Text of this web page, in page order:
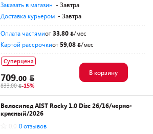
Заказать в магазин - Завтра
Доставка курьером - Завтра
Оплата частямиот33,80
/мес
Картой рассрочкиот 59,08 /мес
Суперцена
709.00
833.00 -15%
В корзину
Велосипед AIST Rocky 1.0 Disc 26/16/черно-
красный/2026
0 отзывов